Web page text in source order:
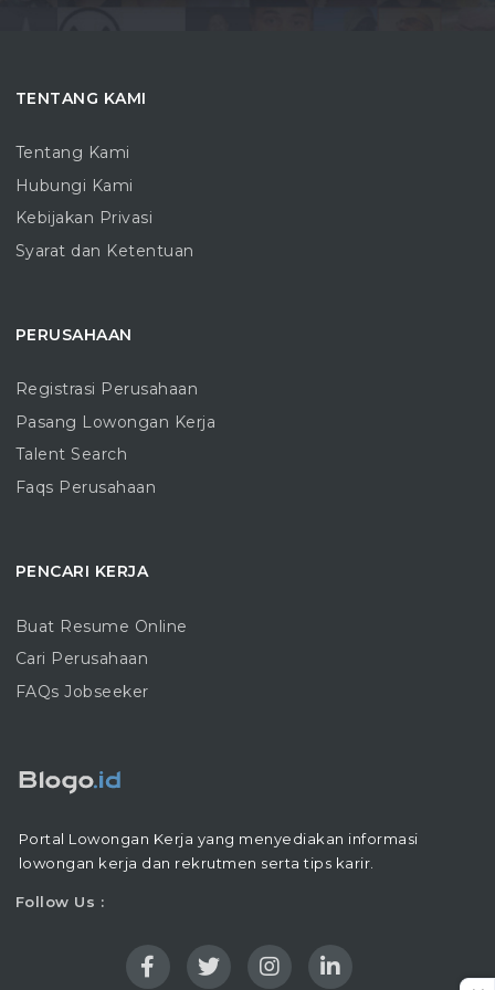
TENTANG KAMI
Tentang Kami
Hubungi Kami
Kebijakan Privasi
Syarat dan Ketentuan
PERUSAHAAN
Registrasi Perusahaan
Pasang Lowongan Kerja
Talent Search
Faqs Perusahaan
PENCARI KERJA
Buat Resume Online
Cari Perusahaan
FAQs Jobseeker
Portal Lowongan Kerja yang menyediakan informasi
lowongan kerja dan rekrutmen serta tips karir.
Follow Us :